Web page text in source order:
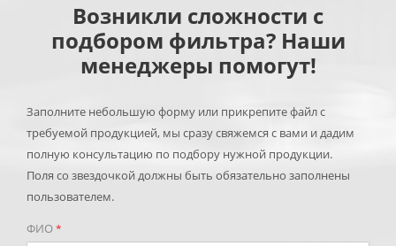
Возникли сложности с
подбором фильтра? Наши
менеджеры помогут!
Заполните небольшую форму или прикрепите файл с
требуемой продукцией, мы сразу свяжемся с вами и дадим
полную консультацию по подбору нужной продукции.
Поля со звездочкой должны быть обязательно заполнены
пользователем.
ФИО*